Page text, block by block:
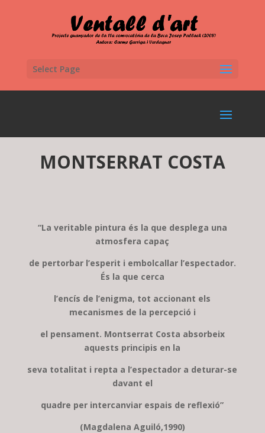
Select Page
MONTSERRAT COSTA
“La veritable pintura és la que desplega una
atmosfera capaç
de pertorbar l’esperit i embolcallar l’espectador.
És la que cerca
l’encís de l’enigma, tot accionant els
mecanismes de la percepció i
el pensament. Montserrat Costa absorbeix
aquests principis en la
seva totalitat i repta a l’espectador a deturar-se
davant el
quadre per intercanviar espais de reflexió”
(Magdalena Aguiló,1990)